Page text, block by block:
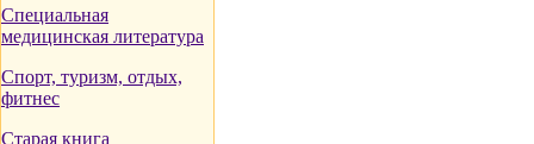
Специальная
медицинская литература
Спорт, туризм, отдых,
фитнес
Старая книга